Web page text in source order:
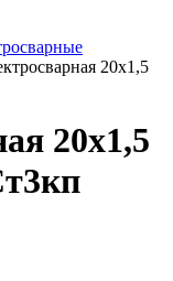
20х1,5
20х1,5